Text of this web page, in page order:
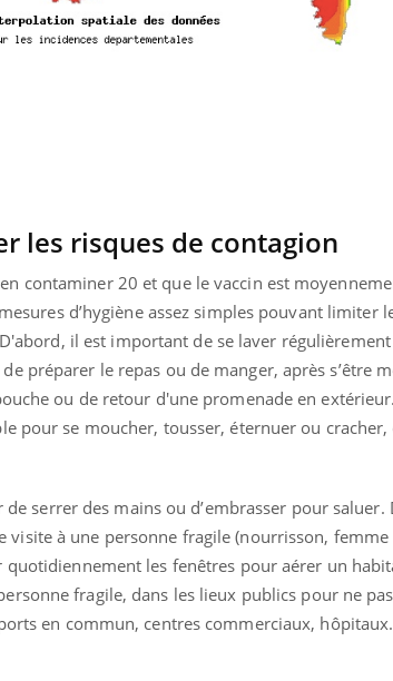
les risques de contagion
contaminer 20 et que le vaccin est
d’hygiène assez simples pouvant limiter
il est important de se laver
préparer le repas ou de manger, après s’être
ou de retour d'une promenade en extérieur.
pour se moucher, tousser, éternuer ou
serrer des mains ou d’embrasser pour saluer.
visite à une personne fragile (nourrisson, femme
quotidiennement les fenêtres pour aérer un
fragile, dans les lieux publics pour ne
en commun, centres commerciaux,